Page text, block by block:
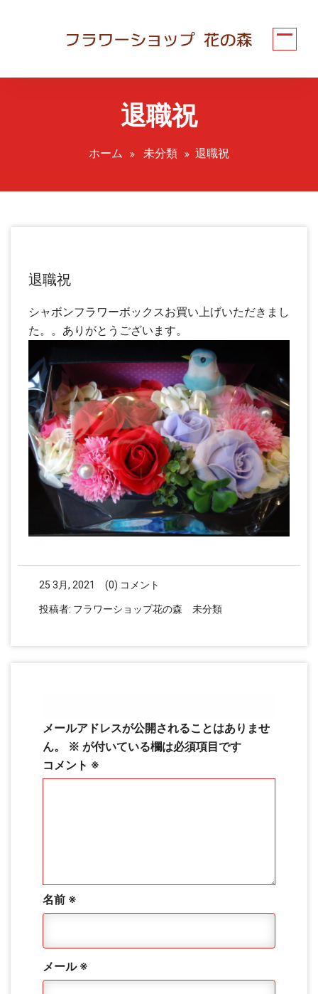
ツ
退職祝
ホーム 未分類 退職祝
退職祝
シャボンフラワーボックスお買い上げいただきまし
た。。ありがとうございます。
25 3月, 2021 (0) コメント
投稿者: フラワーショップ花の森 未分類
メールアドレスが公開されることはありませ
ん。
※ が付いている欄は必須項目です
コメント ※
名前 ※
メール ※